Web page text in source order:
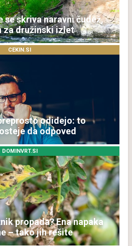
se skriva naravni čudež,
za družinski izlet
CEKIN.SI
odidejo: to
da odpoved
DOMINVRT.SI
propada? Ena napaka
– tako jih rešite